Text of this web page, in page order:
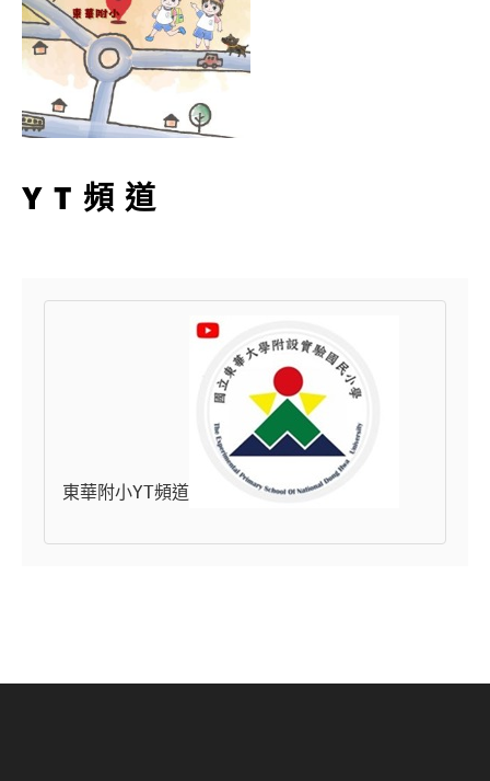
YT頻道
東華附小YT頻道